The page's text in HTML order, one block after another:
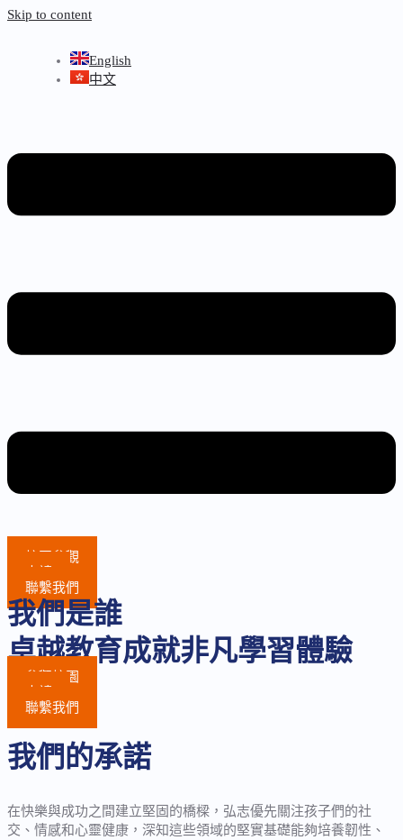
Skip to content
English
中文
校園參觀
聯繫我們
我們是誰
卓越教育成就非凡學習體驗
參觀校園
聯繫我們
我們的承諾
在快樂與成功之間建立堅固的橋樑，弘志優先關注孩子們的社
交、情感和心靈健康，深知這些領域的堅實基礎能夠培養韌性、